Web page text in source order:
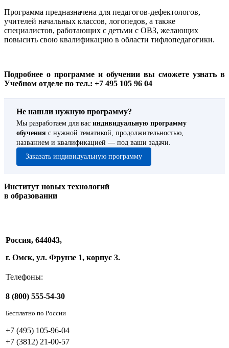
Программа предназначена для педагогов-дефектологов,
учителей начальных классов, логопедов, а также
специалистов, работающих с детьми с ОВЗ, желающих
повысить свою квалификацию в области тифлопедагогики.
Подробнее о программе и обучении вы сможете узнать в
Учебном отделе по тел.: +7 495 105 96 04
Не нашли нужную программу?
Мы разработаем для вас индивидуальную программу
обучения с нужной тематикой, продолжительностью,
названием и квалификацией — под ваши задачи.
Заказать индивидуальную программу
Институт новых технологий
в образовании
Россия, 644043,
г. Омск, ул. Фрунзе 1, корпус 3.
Телефоны:
8 (800) 555-54-30
Бесплатно по России
+7 (495) 105-96-04
+7 (3812) 21-00-57